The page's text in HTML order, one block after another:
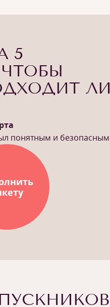
5
понятным и безопасным